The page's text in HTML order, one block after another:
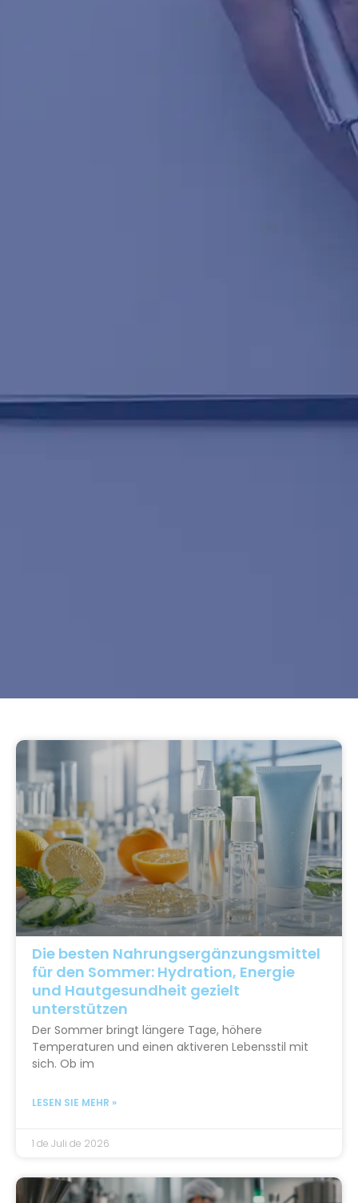
Die besten Nahrungsergänzungsmittel
für den Sommer: Hydration, Energie
und Hautgesundheit gezielt
unterstützen
Der Sommer bringt längere Tage, höhere
Temperaturen und einen aktiveren Lebensstil mit
sich. Ob im
LESEN SIE MEHR »
1 de Juli de 2026